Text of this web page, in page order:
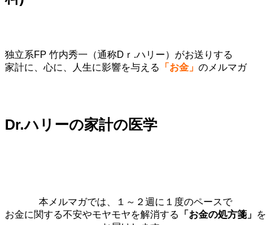
独立系FP 竹内秀一（通称Dｒ.ハリー）がお送りする
家計に、心に、人生に影響を与える
「お金」 のメルマガ
Dr.ハリーの家計の医学
本メルマガでは、１～２週に１度のペースで
お金に関する不安やモヤモヤを解消する
「お金の処方箋」 を